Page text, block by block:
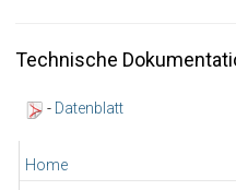
Home
Technische
- Datenblatt